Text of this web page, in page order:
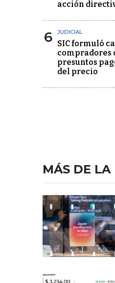
acción
6 JUDICIAL
SIC formuló
compradores
presuntos
del precio
MÁS DE LA